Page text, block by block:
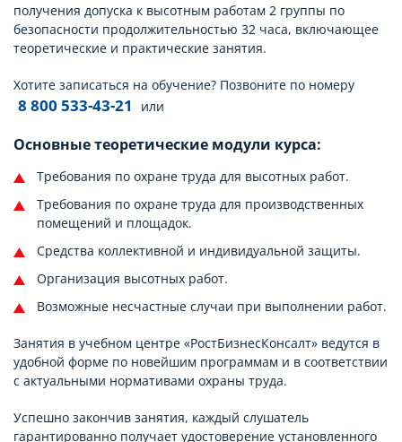
получения допуска к высотным работам 2 группы по
безопасности продолжительностью 32 часа, включающее
теоретические и практические занятия.
Хотите записаться на обучение? Позвоните по номеру
8 800 533-43-21 или
Основные теоретические модули курса:
Требования по охране труда для высотных работ.
Требования по охране труда для производственных
помещений и площадок.
Средства коллективной и индивидуальной защиты.
Организация высотных работ.
Возможные несчастные случаи при выполнении работ.
Занятия в учебном центре «РостБизнесКонсалт» ведутся в
удобной форме по новейшим программам и в соответствии
с актуальными нормативами охраны труда.
Успешно закончив занятия, каждый слушатель
гарантированно получает удостоверение установленного